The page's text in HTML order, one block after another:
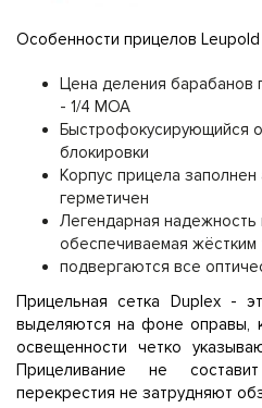
Особенности прицелов Leupold
Цена деления барабанов
- 1/4 MOA
Быстрофокусирующийся
блокировки
Корпус прицела
герметичен
Легендарная надежность
обеспечиваемая жёстким
подвергаются все
Прицельная сетка Duplex -
выделяются на фоне оправы,
освещенности четко
Прицеливание не
перекрестия не затрудняют